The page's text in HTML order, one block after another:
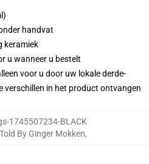
handvat
keramiek
u wanneer u bestelt
voor u door uw lokale derde-
verschillen in het product ontvangen
1745507234-BLACK
By Ginger Mokken,